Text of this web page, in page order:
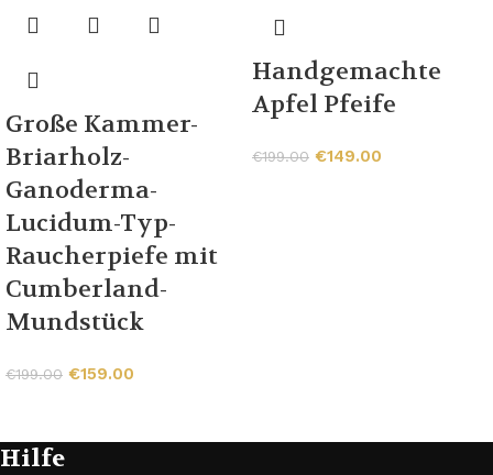
Große Kammer-
Briarholz-
Ganoderma-
Lucidum-Typ-
Raucherpiefe mit
Cumberland-
Mundstück
€199.00 €159.00
Handgemachte
Apfel Pfeife
€199.00 €149.00
Hilfe